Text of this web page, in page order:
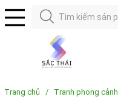
Trang chủ / Tranh phong cảnh